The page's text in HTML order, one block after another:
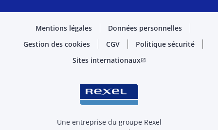
Mentions légales
Données personnelles
Gestion des cookies
CGV
Politique sécurité
Sites internationauxopen_in_new
Une entreprise du groupe Rexel